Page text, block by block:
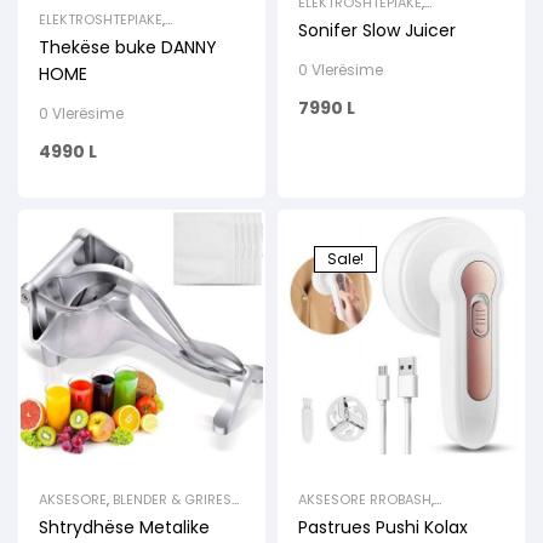
ELEKTROSHTEPIAKE,
ELEKTROSHTEPIAKE TE VOGLA
TOSTIER / THEKSE / GRILLE
Thekëse buke DANNY
HOME
0 Vlerësime
4990 L
ELEKTROSHTEPIAKE TE VOGLA
SHTRYDHESE FRUTASH,
Sonifer Slow Juicer
0 Vlerësime
7990 L
AKSESORE, BLENDER & GRIRESE
ENE KUZHINE
KUZHINA,
SHTRYDHESE FRUTASH,
Shtrydhëse Metalike
Sale!
AKSESORE RROBASH,
ELEKTROSHTEPIAKE TE VOGLA
HIGJENA,PASTRIM
Pastrues Pushi Kolax